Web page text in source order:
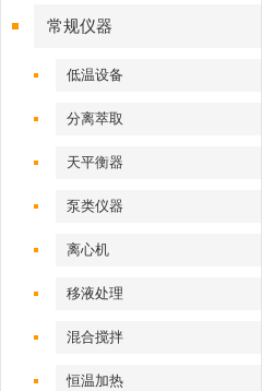
常规仪器
低温设备
分离萃取
天平衡器
泵类仪器
离心机
移液处理
混合搅拌
恒温加热